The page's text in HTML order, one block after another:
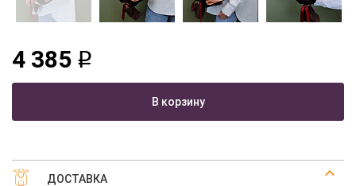
4 385 q
В корзину
ДОСТАВКА